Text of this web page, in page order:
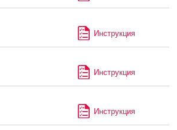
Инструкция
Инструкция
Инструкция